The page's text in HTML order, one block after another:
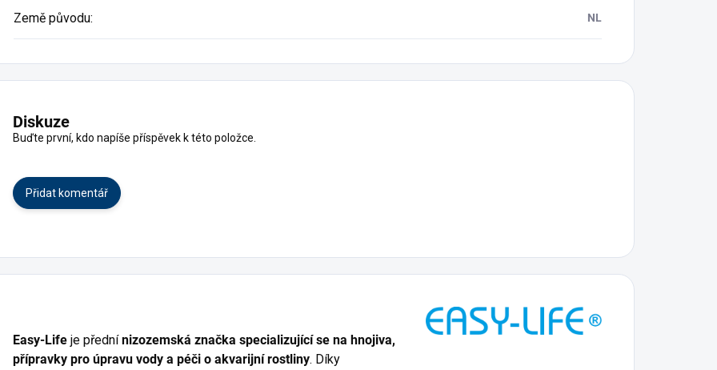
Země původu: NL
Diskuze
Buďte první, kdo napíše příspěvek k této položce.
Přidat komentář
Easy-Life je přednínizozemská značka specializující se na hnojiva,
přípravky pro úpravu vody a péči o akvarijní rostliny. Díky